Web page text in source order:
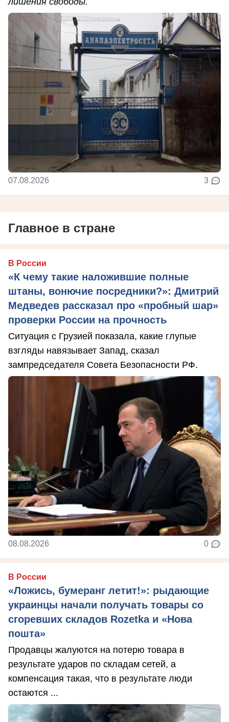
07.08.2026 3
Главное в стране
В России
«К чему такие наложившие полные
штаны, вонючие посредники?»: Дмитрий
Медведев рассказал про «пробный шар»
проверки России на прочность
Ситуация с Грузией показала, какие глупые
взгляды навязывает Запад, сказал
зампредседателя Совета Безопасности РФ.
08.08.2026 0
В России
«Ложись, бумеранг летит!»: рыдающие
украинцы начали получать товары со
сгоревших складов Rozetka и «Нова
пошта»
Продавцы жалуются на потерю товара в
результате ударов по складам сетей, а
компенсация такая, что в результате люди
остаются ...